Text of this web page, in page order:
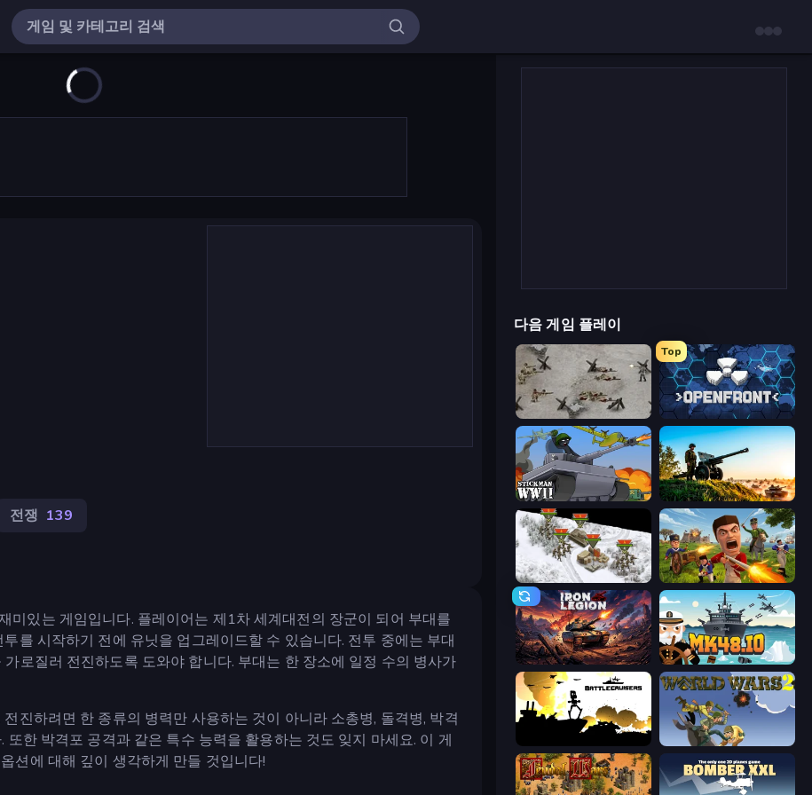
전쟁 139
미있는 게임입니다. 플레이어는 제1차 세계대전의 장군이 되어 부대를
를 시작하기 전에 유닛을 업그레이드할 수 있습니다. 전투 중에는 부대
로질러 전진하도록 도와야 합니다. 부대는 한 장소에 일정 수의 병사가
진하려면 한 종류의 병력만 사용하는 것이 아니라 소총병, 돌격병, 박격
한 박격포 공격과 같은 특수 능력을 활용하는 것도 잊지 마세요. 이 게
션에 대해 깊이 생각하게 만들 것입니다!
다음 게임 플레이
Warfare 1944
Top
Openfront
Stickman WW2 Artillery Vs Tanks
1941 Frozen Front Redcoats.io
Iron Legion Mk48.io
World Wars 2